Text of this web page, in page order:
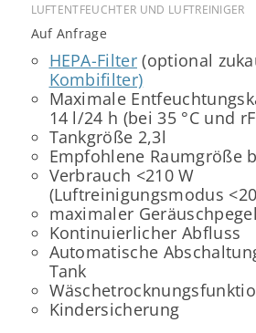
LUFTENTFEUCHTER UND LUFTREINIGER
Auf Anfrage
HEPA-Filter (optional
Kombifilter)
Maximale
14 l/24 h (bei 35 °C und
Tankgröße 2,3l
Empfohlene Raumgröße
Verbrauch <210 W
(Luftreinigungsmodus
maximaler
Kontinuierlicher Abfluss
Automatische
Tank
Kindersicherung